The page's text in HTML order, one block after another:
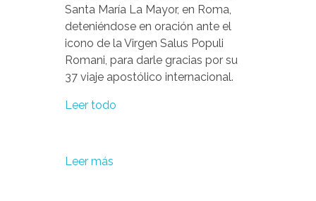
Santa María La Mayor, en Roma,
deteniéndose en oración ante el
icono de la Virgen Salus Populi
Romani, para darle gracias por su
37 viaje apostólico internacional.
Leer todo
Leer más